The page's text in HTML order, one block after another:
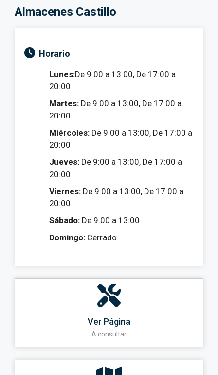
Almacenes Castillo
Horario
Lunes:De 9:00 a 13:00, De 17:00 a
20:00
Martes: De 9:00 a 13:00, De 17:00 a
20:00
Miércoles: De 9:00 a 13:00, De 17:00 a
20:00
Jueves: De 9:00 a 13:00, De 17:00 a
20:00
Viernes: De 9:00 a 13:00, De 17:00 a
20:00
Sábado: De 9:00 a 13:00
Domingo: Cerrado
Ver Página
A consultar